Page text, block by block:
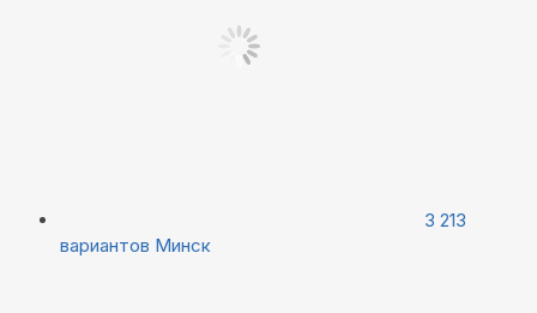
3 213
вариантов Минск